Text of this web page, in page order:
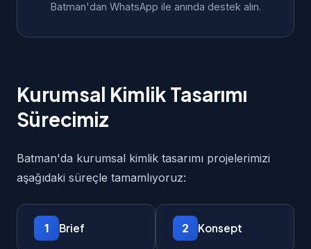
Batman'dan WhatsApp ile anında destek alın.
Kurumsal Kimlik Tasarımı
Sürecimiz
Batman'da kurumsal kimlik tasarımı projelerimizi
aşağıdaki süreçle tamamlıyoruz:
1 Brief 2 Konsept